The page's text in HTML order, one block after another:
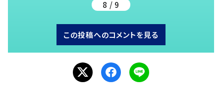
8 / 9
この投稿へのコメントを見る